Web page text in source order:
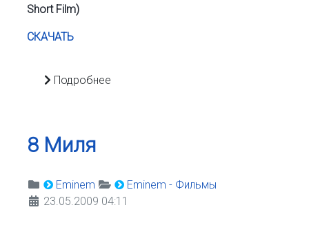
Short Film)
СКАЧАТЬ
Подробнее
8 Миля
Eminem
Eminem - Фильмы
23.05.2009 04:11